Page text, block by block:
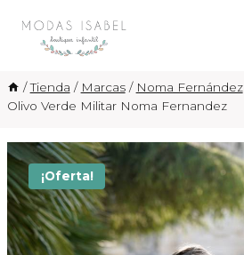
contenido
/ Tienda / Marcas / Noma Fernández
Olivo Verde Militar Noma Fernandez
¡Oferta!